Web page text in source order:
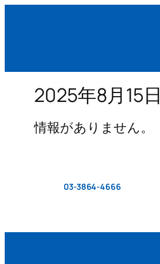
2025年8月15日
情報がありません。
03-3864-4666